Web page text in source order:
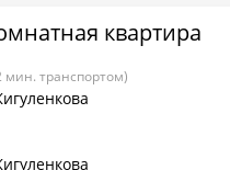
квартира
мин. транспортом)